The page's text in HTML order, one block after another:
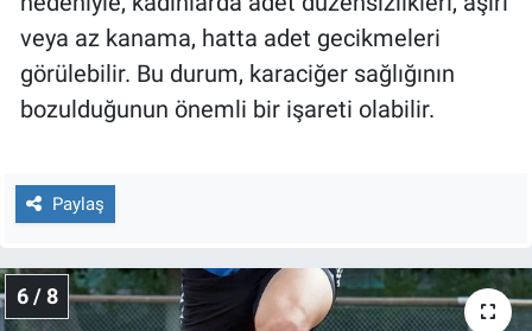
veya az kanama, hatta adet gecikmeleri
görülebilir. Bu durum, karaciğer sağlığının
bozulduğunun önemli bir işareti olabilir.
Paylaş
6 / 8